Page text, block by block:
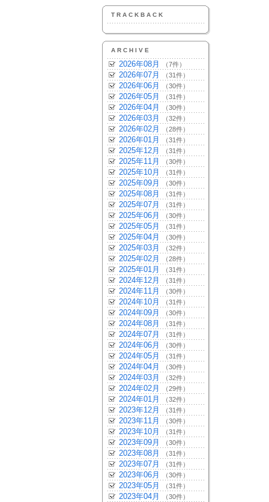
TRACKBACK
ARCHIVE
2026年08月 （7件）
2026年07月 （31件）
2026年06月 （30件）
2026年05月 （31件）
2026年04月 （30件）
2026年03月 （32件）
2026年02月 （28件）
2026年01月 （31件）
2025年12月 （31件）
2025年11月 （30件）
2025年10月 （31件）
2025年09月 （30件）
2025年08月 （31件）
2025年07月 （31件）
2025年06月 （30件）
2025年05月 （31件）
2025年04月 （30件）
2025年03月 （32件）
2025年02月 （28件）
2025年01月 （31件）
2024年12月 （31件）
2024年11月 （30件）
2024年10月 （31件）
2024年09月 （30件）
2024年08月 （31件）
2024年07月 （31件）
2024年06月 （30件）
2024年05月 （31件）
2024年04月 （30件）
2024年03月 （32件）
2024年02月 （29件）
2024年01月 （32件）
2023年12月 （31件）
2023年11月 （30件）
2023年10月 （31件）
2023年09月 （30件）
2023年08月 （31件）
2023年07月 （31件）
2023年06月 （30件）
2023年05月 （31件）
2023年04月 （30件）